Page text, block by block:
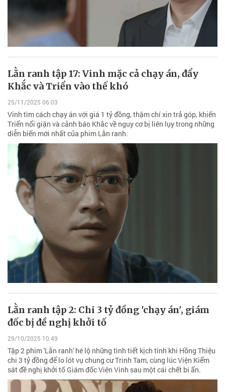
Lằn ranh tập 17: Vinh mặc cả chạy án, đẩy
Khắc và Triển vào thế khó
25/11/2025 06:03
Vinh tìm cách chạy án với giá 1 tỷ đồng, thậm chí xin trả góp, khiến
Triển nổi giận và cảnh báo Khắc về nguy cơ bị liên lụy trong những
diễn biến mới nhất của phim Lằn ranh.
Lằn ranh tập 2: Chi 3 tỷ đồng 'chạy án', giám
đốc bị đề nghị khởi tố
29/10/2025 10:49
Tập 2 phim 'Lằn ranh' hé lộ những tình tiết kịch tính khi Hồng Thiệu
chi 3 tỷ đồng để lo lót vụ chung cư Trinh Tam, cùng lúc Viện Kiểm
sát đề nghị khởi tố Giám đốc Viên Vinh sau một cái chết bí ẩn.